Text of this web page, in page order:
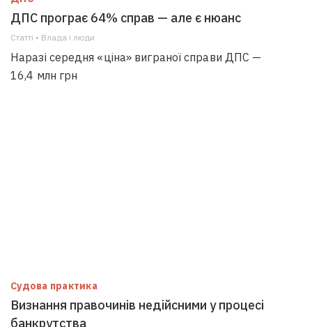
ДПС програє 64% справ — але є нюанс
Статті • Влада i люди
Наразі середня «ціна» виграної справи ДПС —
16,4 млн грн
Судова практика
Визнання правочинів недійсними у процесі
банкрутства